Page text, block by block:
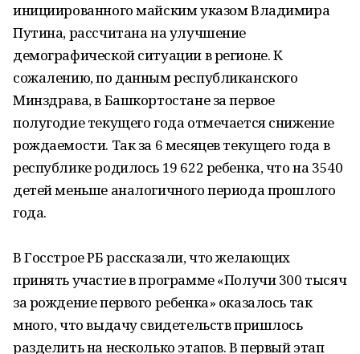
инициированного майским указом Владимира
Путина, рассчитана на улучшение
демографической ситуации в регионе. К
сожалению, по данным республиканского
Минздрава, в Башкортостане за первое
полугодие текущего года отмечается снижение
рождаемости. Так за 6 месяцев текущего года в
республике родилось 19 622 ребенка, что на 3540
детей меньше аналогичного периода прошлого
года.
В Госстрое РБ рассказали, что желающих
принять участие в программе «Получи 300 тысяч
за рождение первого ребенка» оказалось так
много, что выдачу свидетельств пришлось
разделить на несколько этапов. В первый этап